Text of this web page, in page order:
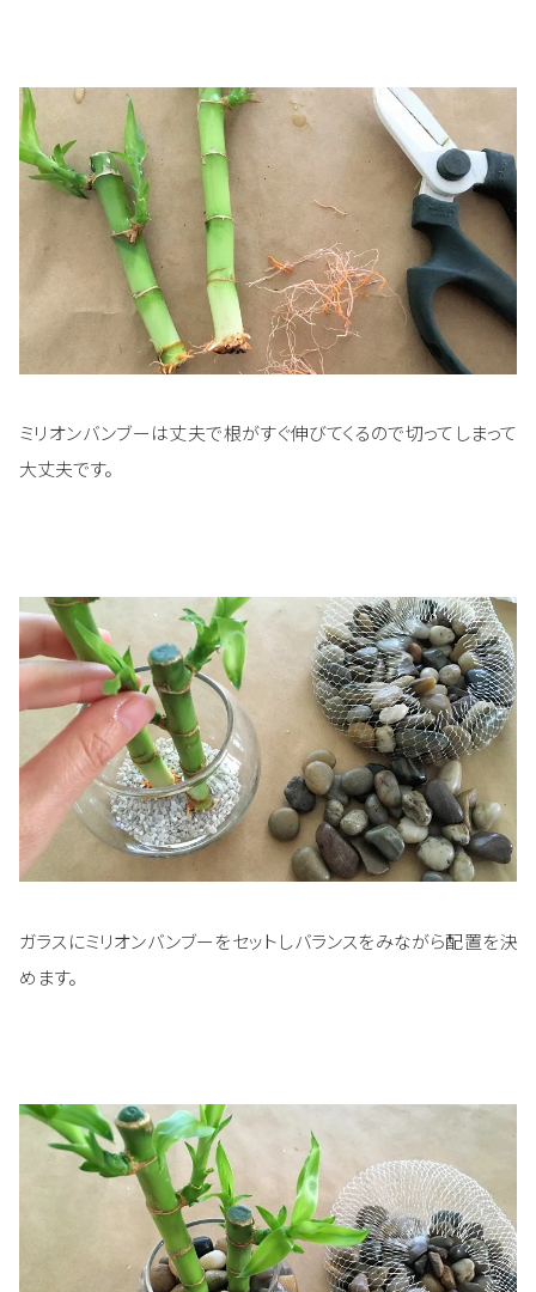
ミリオンバンブーは丈夫で根がすぐ伸びてくるので切ってしまって
大丈夫です。
ガラスにミリオンバンブーをセットしバランスをみながら配置を決
めます。